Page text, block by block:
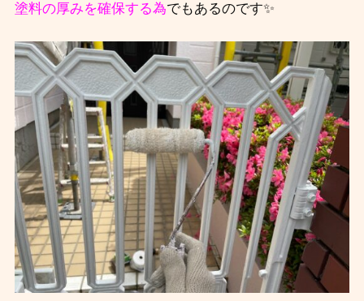
塗料の厚みを確保する為でもあるのです✨